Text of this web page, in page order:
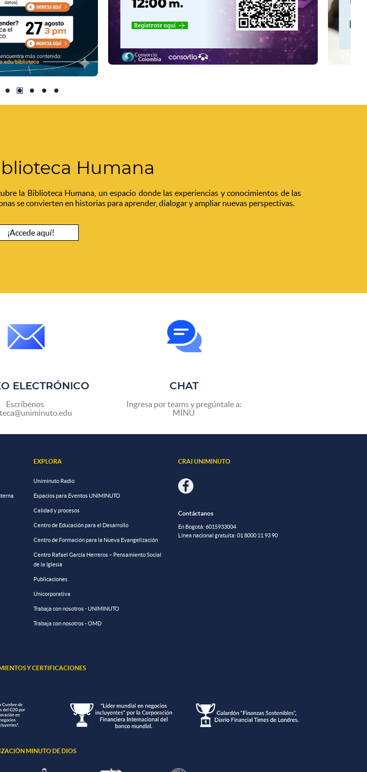
Humana
la Biblioteca Humana, un espacio donde las experiencias y conocimientos de las
se convierten en historias para aprender, dialogar y ampliar nuevas perspectivas.
¡Accede aquí!
ELECTRÓNICO
Escríbenos
CHAT
Ingresa por teams y pregúntale a:
MINU
EXPLORA
Uniminuto Radio
Espacios para Eventos UNIMINUTO
Calidad y procesos
Centro de Educación para el Desarrollo
Centro de Formación para la Nueva Evangelización
Centro Rafael García Herreros – Pensamiento Social
de la Iglesia
Publicaciones
Unicorporativa
Trabaja con nosotros - UNIMINUTO
Trabaja con nosotros - OMD
CRAI UNIMINUTO
Contáctanos
En Bogotá: 6015933004
Línea nacional gratuita: 01 8000 11 93 90
Y CERTIFICACIONES
MINUTO DE DIOS